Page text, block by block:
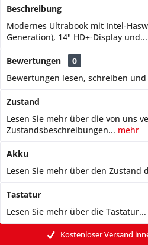
Beschreibung
Modernes Ultrabook mit Intel-
Generation), 14" HD+-Display und...
Bewertungen
0
Bewertungen lesen, schreiben
Zustand
Lesen Sie mehr über die von uns
Zustandsbeschreibungen... mehr
Akku
Lesen Sie mehr über den Zustand
Tastatur
Lesen Sie mehr über die Tastatur...
Kostenloser Versand